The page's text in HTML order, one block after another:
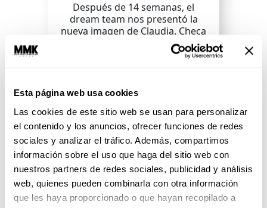
Esta página web usa cookies
Las cookies de este sitio web se usan para personalizar
el contenido y los anuncios, ofrecer funciones de redes
sociales y analizar el tráfico. Además, compartimos
información sobre el uso que haga del sitio web con
nuestros partners de redes sociales, publicidad y análisis
web, quienes pueden combinarla con otra información
que les haya proporcionado o que hayan recopilado a
Después de 14 semanas, el
dream team nos presentó la
nueva imagen de Claudia. Checa
cómo fue la transformación y...